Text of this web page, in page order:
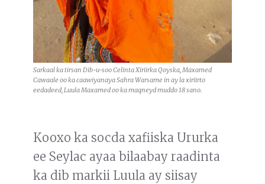
Sarkaal ka tirsan Dib-u-soo Celinta Xiriirka Qoyska, Maxamed
Cawaale oo ka caawiyanaya Sahra Warsame in ay la xiriirto
eedadeed, Luula Maxamed oo ka maqneyd muddo 18 sano.
Kooxo ka socda xafiiska Ururka
ee Seylac ayaa bilaabay raadinta
ka dib markii Luula ay siisay